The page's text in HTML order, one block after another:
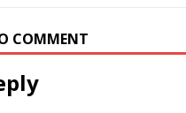
COMMENT